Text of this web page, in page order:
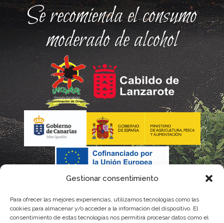
Gestionar consentimiento
Para ofrecer las mejores experiencias, utilizamos tecnologías como las
cookies para almacenar y/o acceder a la información del dispositivo. El
consentimiento de estas tecnologías nos permitirá procesar datos como el
Se recomienda el consumo
moderado de alcohol